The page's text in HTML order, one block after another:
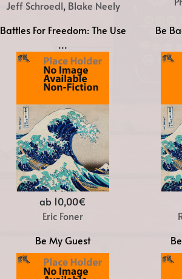
Jeff Schroedl, Blake Neely
Battles For Freedom: The Use
...
ab 10,00€
Eric Foner
Be
Be My Guest